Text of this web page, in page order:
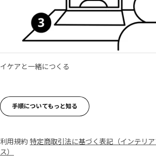
イケアと一緒につくる
手順についてもっと知る
利用規約 特定商取引法に基づく表記（インテリ
ス）